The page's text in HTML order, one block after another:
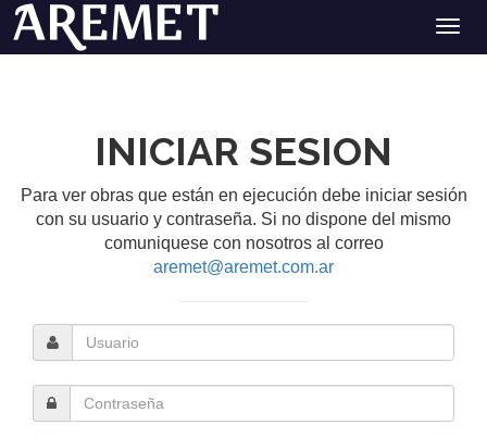
INICIAR SESION
Para ver obras que están en ejecución debe iniciar sesión
con su usuario y contraseña. Si no dispone del mismo
comuniquese con nosotros al correo
aremet@aremet.com.ar